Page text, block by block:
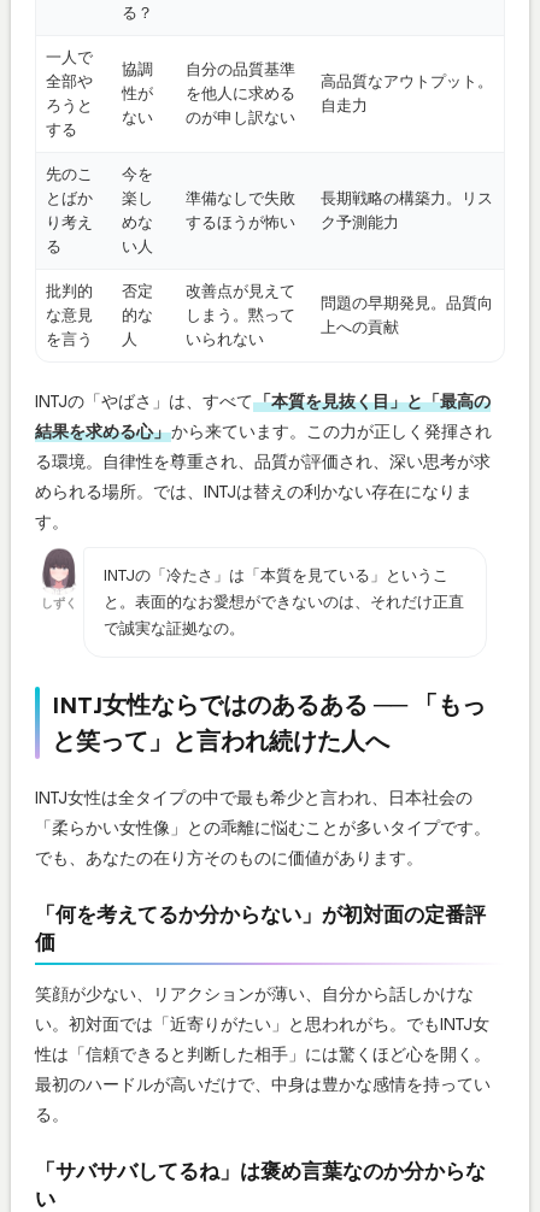
る？
一人で
全部や
ろうと
する
協調
性が
ない
自分の品質基準
を他人に求める
のが申し訳ない
高品質なアウトプット。
自走力
先のこ
とばか
り考え
る
今を
楽し
めな
い人
準備なしで失敗
するほうが怖い
長期戦略の構築力。リス
ク予測能力
批判的
な意見
を言う
否定
的な
人
改善点が見えて
しまう。黙って
いられない
問題の早期発見。品質向
上への貢献
INTJの「やばさ」は、すべて「本質を見抜く目」と「最高の
結果を求める心」から来ています。この力が正しく発揮され
る環境。自律性を尊重され、品質が評価され、深い思考が求
められる場所。では、INTJは替えの利かない存在になりま
す。
しずく
INTJの「冷たさ」は「本質を見ている」というこ
と。表面的なお愛想ができないのは、それだけ正直
で誠実な証拠なの。
INTJ女性ならではのあるある ── 「もっ
と笑って」と言われ続けた人へ
INTJ女性は全タイプの中で最も希少と言われ、日本社会の
「柔らかい女性像」との乖離に悩むことが多いタイプです。
でも、あなたの在り方そのものに価値があります。
「何を考えてるか分からない」が初対面の定番評
価
笑顔が少ない、リアクションが薄い、自分から話しかけな
い。初対面では「近寄りがたい」と思われがち。でもINTJ女
性は「信頼できると判断した相手」には驚くほど心を開く。
最初のハードルが高いだけで、中身は豊かな感情を持ってい
る。
「サバサバしてるね」は褒め言葉なのか分からな
い